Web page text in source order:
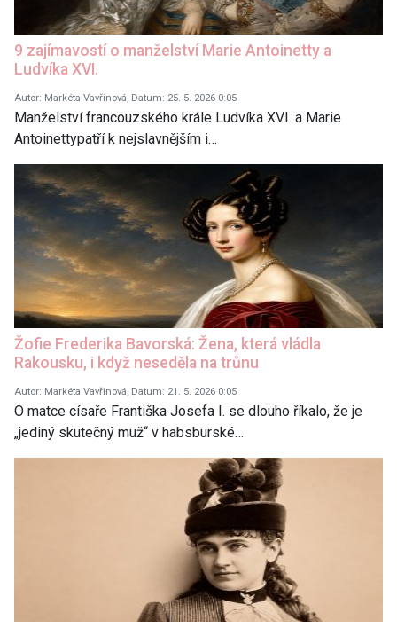
9 zajímavostí o manželství Marie Antoinetty a
Ludvíka XVI.
Autor: Markéta Vavřinová, Datum: 25. 5. 2026 0:05
Manželství francouzského krále Ludvíka XVI. a Marie
Antoinettypatří k nejslavnějším i…
Žofie Frederika Bavorská: Žena, která vládla
Rakousku, i když neseděla na trůnu
Autor: Markéta Vavřinová, Datum: 21. 5. 2026 0:05
O matce císaře Františka Josefa I. se dlouho říkalo, že je
„jediný skutečný muž“ v habsburské…